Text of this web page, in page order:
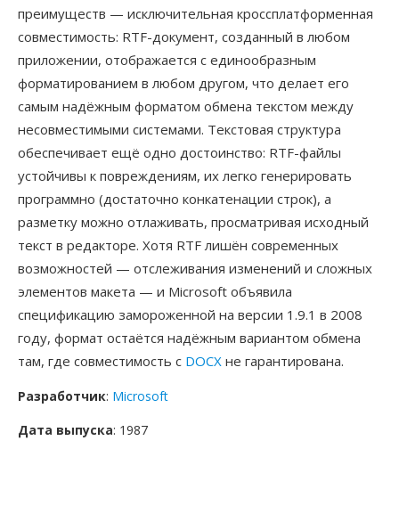
преимуществ — исключительная кроссплатформенная
совместимость: RTF-документ, созданный в любом
приложении, отображается с единообразным
форматированием в любом другом, что делает его
самым надёжным форматом обмена текстом между
несовместимыми системами. Текстовая структура
обеспечивает ещё одно достоинство: RTF-файлы
устойчивы к повреждениям, их легко генерировать
программно (достаточно конкатенации строк), а
разметку можно отлаживать, просматривая исходный
текст в редакторе. Хотя RTF лишён современных
возможностей — отслеживания изменений и сложных
элементов макета — и Microsoft объявила
спецификацию замороженной на версии 1.9.1 в 2008
году, формат остаётся надёжным вариантом обмена
там, где совместимость с DOCX не гарантирована.
Разработчик: Microsoft
Дата выпуска: 1987